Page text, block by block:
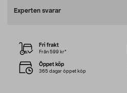
Experten svarar
Fri frakt
Från 599 kr*
Öppet köp
365 dagar öppet köp